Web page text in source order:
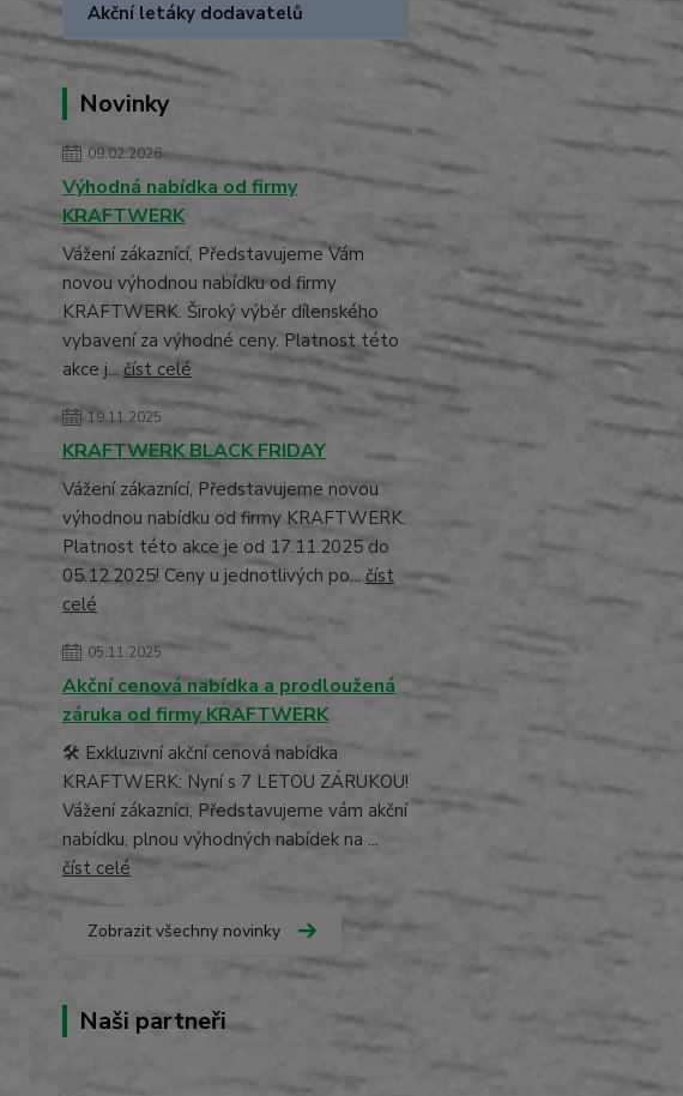
Akční letáky dodavatelů
Novinky
09.02.2026
Výhodná nabídka od firmy
KRAFTWERK
Vážení zákaznící, Představujeme Vám
novou výhodnou nabídku od firmy
KRAFTWERK. Široký výběr dílenského
vybavení za výhodné ceny. Platnost této
akce j... číst celé
19.11.2025
KRAFTWERK BLACK FRIDAY
Vážení zákaznící, Představujeme novou
výhodnou nabídku od firmy KRAFTWERK.
Platnost této akce je od 17.11.2025 do
05.12.2025! Ceny u jednotlivých po... číst
celé
05.11.2025
Akční cenová nabídka a prodloužená
záruka od firmy KRAFTWERK
🛠️ Exkluzivní akční cenová nabídka
KRAFTWERK: Nyní s 7 LETOU ZÁRUKOU!
Vážení zákazníci, Představujeme vám akční
nabídku, plnou výhodných nabídek na ...
číst celé
Zobrazit všechny novinky
Naši partneři